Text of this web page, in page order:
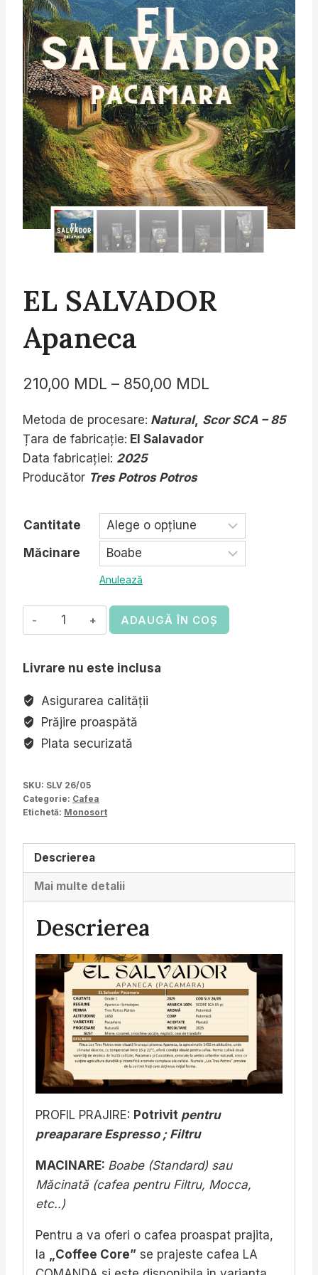
EL SALVADOR
Apaneca
210,00 MDL – 850,00 MDL
prețuri:
850,00 MDL
Metoda de procesare: Natural, Scor SCA – 85
Țara de fabricație: El Salavador
Data fabricației: 2025
Producător Tres Potros Potros
Cantitate
Măcinare
Anulează
Cantitate
EL
Apaneca
ADAUGĂ ÎN COȘ
Livrare nu este inclusa
Asigurarea calității
Prăjire proaspătă
Plata securizată
SKU: SLV 26/05
Categorie: Cafea
Etichetă: Monosort
Descrierea
Mai multe detalii
Descrierea
PROFIL PRAJIRE: Potrivit pentru
preaparare Espresso ; Filtru
MACINARE: Boabe (Standard) sau
Măcinată (cafea pentru Filtru, Mocca,
etc..)
Pentru a va oferi o cafea proaspat prajita,
la
„Coffee Core” se prajeste cafea LA